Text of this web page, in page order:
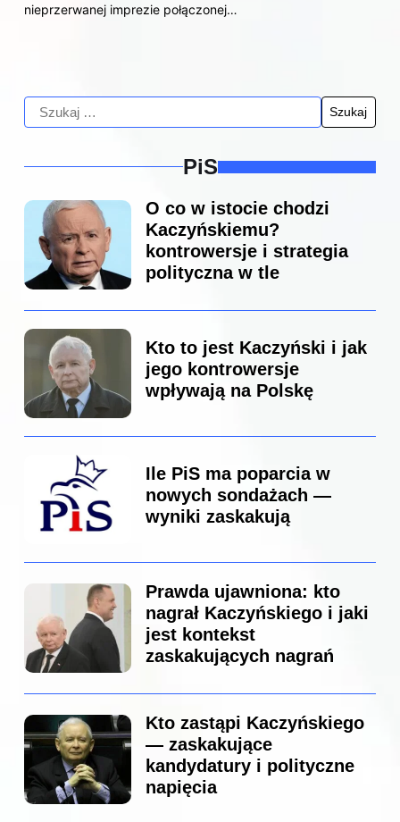
nieprzerwanej imprezie połączonej…
PiS
O co w istocie chodzi
Kaczyńskiemu?
kontrowersje i strategia
polityczna w tle
Kto to jest Kaczyński i jak
jego kontrowersje
wpływają na Polskę
Ile PiS ma poparcia w
nowych sondażach —
wyniki zaskakują
Prawda ujawniona: kto
nagrał Kaczyńskiego i jaki
jest kontekst
zaskakujących nagrań
Kto zastąpi Kaczyńskiego
— zaskakujące
kandydatury i polityczne
napięcia